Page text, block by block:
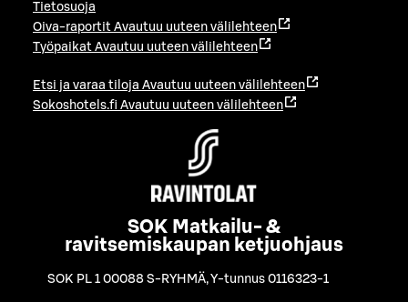
Tietosuoja
Oiva-raportit Avautuu uuteen välilehteen
Työpaikat Avautuu uuteen välilehteen
Etsi ja varaa tiloja Avautuu uuteen välilehteen
Sokoshotels.fi Avautuu uuteen välilehteen
SOK Matkailu- &
ravitsemiskaupan ketjuohjaus
SOK PL 1 00088 S-RYHMÄ,Y-tunnus 0116323-1